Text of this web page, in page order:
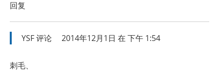
回复
YSF评论 2014年12月1日 在 下午 1:54
刺毛、